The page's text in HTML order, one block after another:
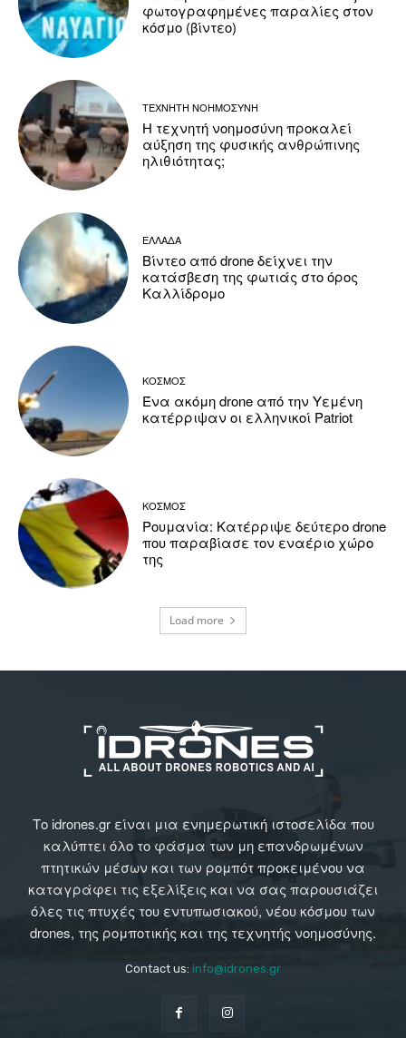
φωτογραφημένες παραλίες στον
κόσμο (βίντεο)
ΤΕΧΝΗΤΗ ΝΟΗΜΟΣΥΝΗ
Η τεχνητή νοημοσύνη προκαλεί
αύξηση της φυσικής ανθρώπινης
ηλιθιότητας;
ΕΛΛΑΔΑ
Βίντεο από drone δείχνει την
κατάσβεση της φωτιάς στο όρος
Καλλίδρομο
ΚΟΣΜΟΣ
Ένα ακόμη drone από την Υεμένη
κατέρριψαν οι ελληνικοί Patriot
ΚΟΣΜΟΣ
Ρουμανία: Κατέρριψε δεύτερο drone
που παραβίασε τον εναέριο χώρο
της
Load more
Το idrones.gr είναι μια ενημερωτική ιστοσελίδα που
καλύπτει όλο το φάσμα των μη επανδρωμένων
πτητικών μέσων και των ρομπότ προκειμένου να
καταγράφει τις εξελίξεις και να σας παρουσιάζει
όλες τις πτυχές του εντυπωσιακού, νέου κόσμου των
drones, της ρομποτικής και της τεχνητής νοημοσύνης.
Contact us: info@idrones.gr